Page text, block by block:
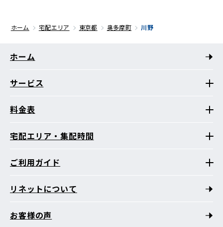
ホーム 宅配エリア 東京都 奥多摩町 川野
ホーム
サービス
料金表
宅配エリア・集配時間
ご利用ガイド
リネットについて
お客様の声